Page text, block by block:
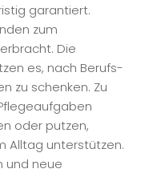
garantiert.
zum
Die
es, nach Berufs-
zu schenken. Zu
oder putzen,
Alltag unterstützen.
und neue